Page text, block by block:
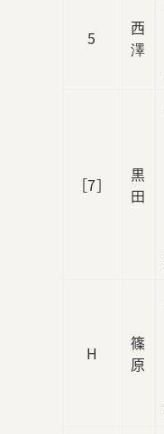
5
西
澤
［7］
黒
田
H
篠
原